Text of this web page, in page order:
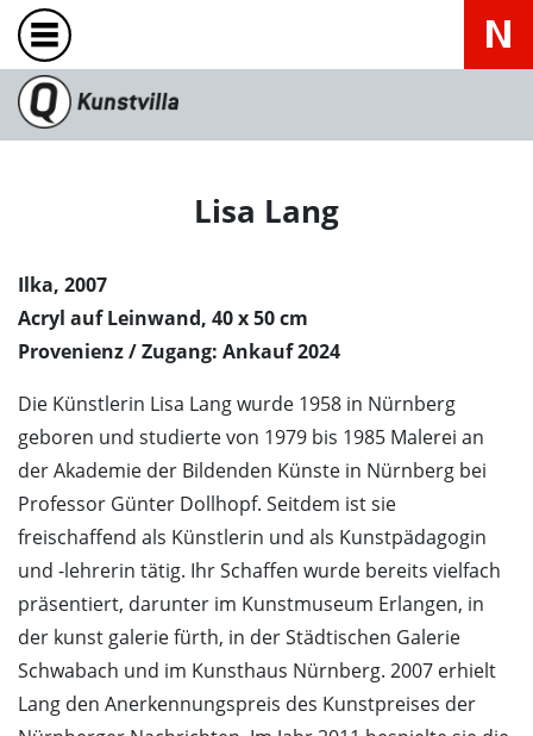
Lisa Lang
Ilka, 2007
Acryl auf Leinwand, 40 x 50 cm
Provenienz / Zugang: Ankauf 2024
Die Künstlerin Lisa Lang wurde 1958 in Nürnberg
geboren und studierte von 1979 bis 1985 Malerei an
der Akademie der Bildenden Künste in Nürnberg bei
Professor Günter Dollhopf. Seitdem ist sie
freischaffend als Künstlerin und als Kunstpädagogin
und -lehrerin tätig. Ihr Schaffen wurde bereits vielfach
präsentiert, darunter im Kunstmuseum Erlangen, in
der kunst galerie fürth, in der Städtischen Galerie
Schwabach und im Kunsthaus Nürnberg. 2007 erhielt
Lang den Anerkennungspreis des Kunstpreises der